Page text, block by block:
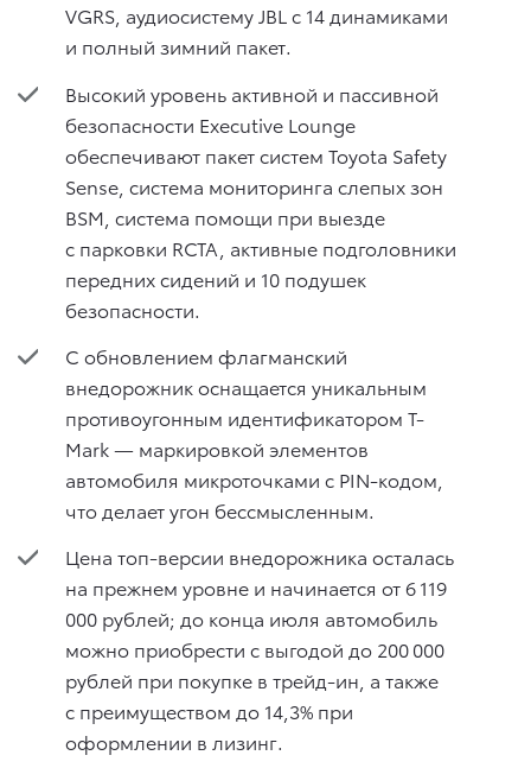
VGRS, аудиосистему JBL с 14 динамиками
и полный зимний пакет.
Высокий уровень активной и пассивной
безопасности Executive Lounge
обеспечивают пакет систем Toyota Safety
Sense, система мониторинга слепых зон
BSM, система помощи при выезде
с парковки RCTA, активные подголовники
передних сидений и 10 подушек
безопасности.
С обновлением флагманский
внедорожник оснащается уникальным
противоугонным идентификатором T-
Mark — маркировкой элементов
автомобиля микроточками с PIN-кодом,
что делает угон бессмысленным.
Цена топ-версии внедорожника осталась
на прежнем уровне и начинается от 6 119
000 рублей; до конца июля автомобиль
можно приобрести с выгодой до 200 000
рублей при покупке в трейд-ин, а также
с преимуществом до 14,3% при
оформлении в лизинг.